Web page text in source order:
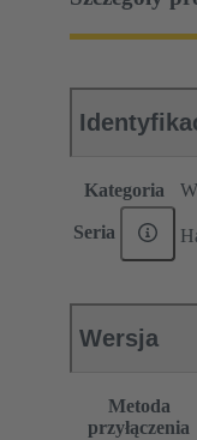
Kategoria
Seria
Wersja
Metoda
przyłączenia